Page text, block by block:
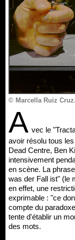
© Marcella Ruiz Cruz.
A vec le
avoir résolu tous
Dead Centre, Ben
intensivement
en scène. La
was der Fall ist" (le
en effet, une
exprimable : "ce
compte du
tente d'établir un
des mots.